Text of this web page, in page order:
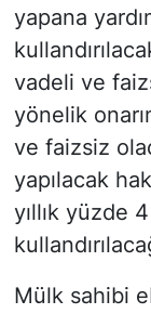
yapana
vadeli ve
yönelik
ve faizsiz
yapılacak
yıllık yüzde
Mülk sahibi